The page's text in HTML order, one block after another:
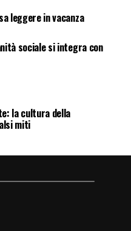
leggere in vacanza
sociale si integra con
la cultura della
miti